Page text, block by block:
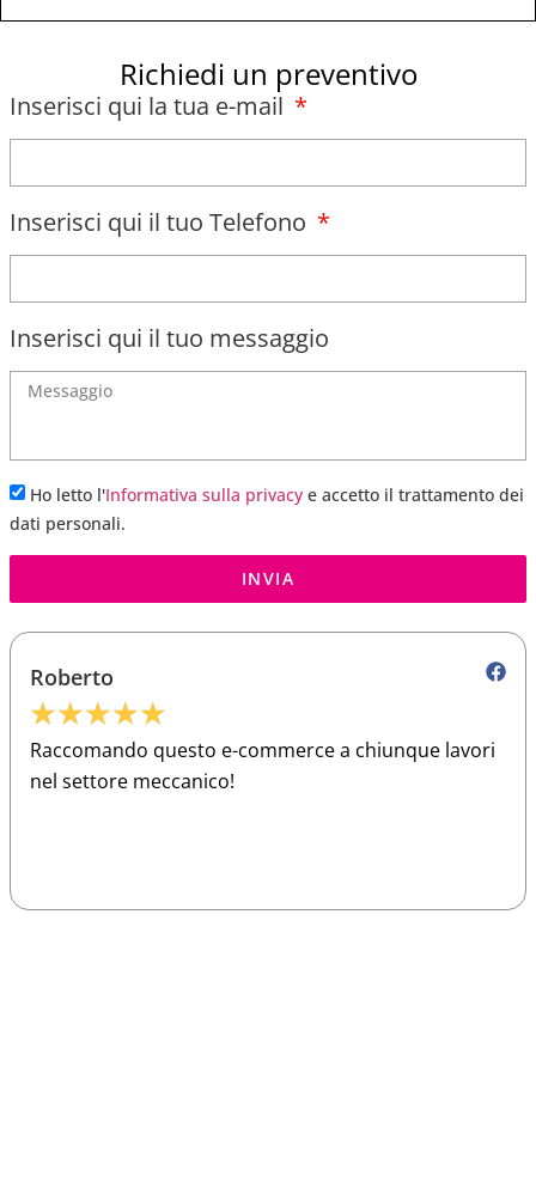
Richiedi un preventivo
Inserisci qui la tua e-mail
Inserisci qui il tuo Telefono
Inserisci qui il tuo messaggio
Ho letto l'Informativa sulla privacy e accetto il trattamento dei
dati personali.
INVIA
Roberto
★★★★★
Raccomando questo e-commerce a chiunque lavori
nel settore meccanico!